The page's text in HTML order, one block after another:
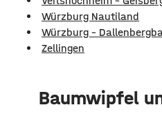
Würzburg Nautiland
Würzburg -
Zellingen
Baumwipfel